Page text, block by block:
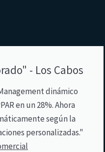
- Los Cabos
dinámico
en un 28%. Ahora
según la
personalizadas."